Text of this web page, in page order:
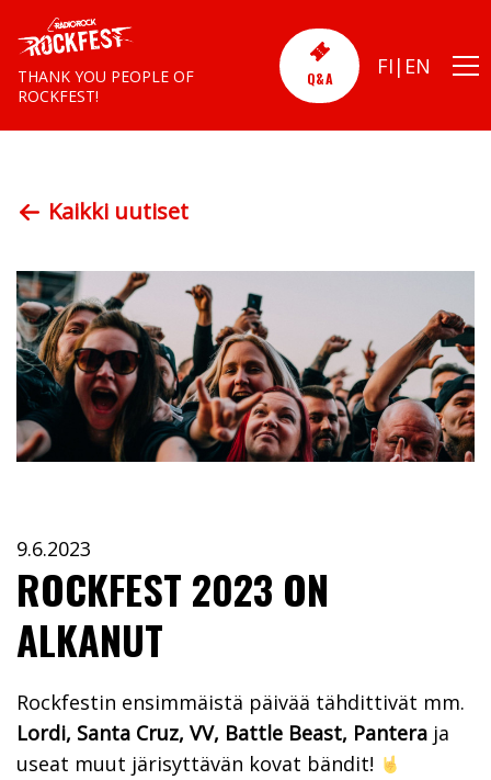
THANK YOU PEOPLE OF
ROCKFEST!
Q&A FI EN
Kaikki uutiset
9.6.2023
ROCKFEST 2023 ON
ALKANUT
Rockfestin ensimmäistä päivää tähdittivät mm.
Lordi, Santa Cruz, VV, Battle Beast, Pantera ja
useat muut järisyttävän kovat bändit!